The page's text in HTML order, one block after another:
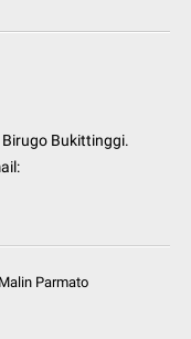
Birugo Bukittinggi.
Parmato